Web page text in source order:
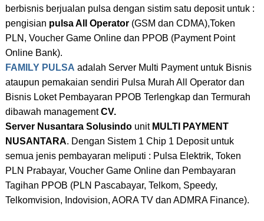
berbisnis berjualan pulsa dengan sistim satu deposit untuk :
pengisian pulsa All Operator (GSM dan CDMA),Token
PLN, Voucher Game Online dan PPOB (Payment Point
Online Bank).
FAMILY PULSA adalah Server Multi Payment untuk Bisnis
ataupun pemakaian sendiri Pulsa Murah All Operator dan
Bisnis Loket Pembayaran PPOB Terlengkap dan Termurah
dibawah managementCV.
Server Nusantara Solusindo unitMULTI PAYMENT
NUSANTARA. Dengan Sistem 1 Chip 1 Deposit untuk
semua jenis pembayaran meliputi : Pulsa Elektrik, Token
PLN Prabayar, Voucher Game Online dan Pembayaran
Tagihan PPOB (PLN Pascabayar, Telkom, Speedy,
Telkomvision, Indovision, AORA TV dan ADMRA Finance).